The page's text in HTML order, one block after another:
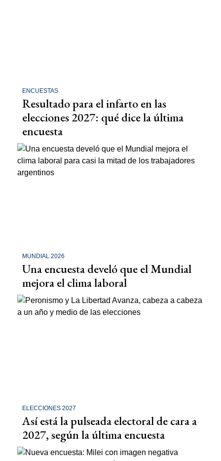
ENCUESTAS
Resultado para el infarto en las
elecciones 2027: qué dice la última
encuesta
MUNDIAL 2026
Una encuesta develó que el Mundial
mejora el clima laboral
ELECCIONES 2027
Así está la pulseada electoral de cara a
2027, según la última encuesta